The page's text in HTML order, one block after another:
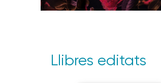
Llibres editats